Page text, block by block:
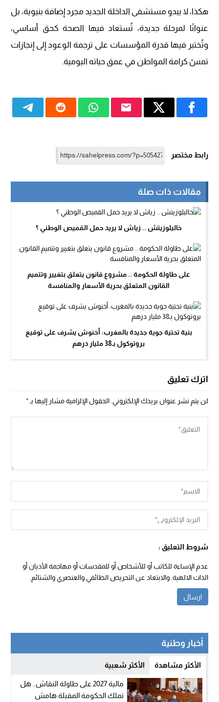
هكذا، لا يبدو مستشفى الداخلة الجديد مجرد إضافة بنيوية، بل
عنوانًا لمرحلة جديدة، تُستعاد فيها الصحة كحق أساسي،
وتُختبر فيها قدرة المؤسسات على ترجمة الوعود إلى إنجازات
تمسّ كرامة المواطن في عمق حياته اليومية.
رابط مختصر
مقالات ذات صلة
خاليلوزيتش .. زياش لا يريد حمل القميص الوطني ؟
على طاولة الحكومة .. مشروع قانون يتعلق بتغيير وتتميم
القانون المتعلق بحرية الأسعار والمنافسة
بنية تحتية جوية جديدة بالمغرب: أخنوش يشرف على توقيع
بروتوكول بـ38 مليار درهم
اترك تعليق
لن يتم نشر عنوان بريدك الإلكتروني. الحقول الإلزامية مشار إليها بـ*
شروط التعليق :
عدم الإساءة للكاتب أو للأشخاص أو للمقدسات أو مهاجمة الأديان أو
الذات الالهية. والابتعاد عن التحريض الطائفي والعنصري والشتائم.
أخبار وطنية
الأكثر مشاهدة الأكثر شعبية
مالية 2027 على طاولة النقاش.. هل
تملك الحكومة المقبلة هامش